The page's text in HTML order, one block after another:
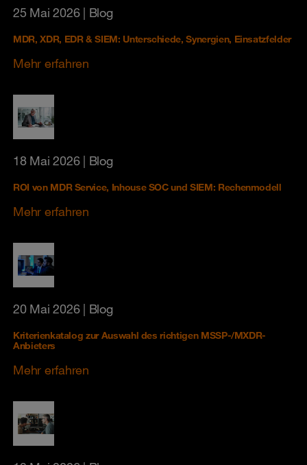
25 Mai 2026| Blog
MDR, XDR, EDR & SIEM: Unterschiede, Synergien, Einsatzfelder
Mehr erfahren
18 Mai 2026| Blog
ROI von MDR Service, Inhouse SOC und SIEM: Rechenmodell
Mehr erfahren
20 Mai 2026| Blog
Kriterienkatalog zur Auswahl des richtigen MSSP-/MXDR-
Anbieters
Mehr erfahren